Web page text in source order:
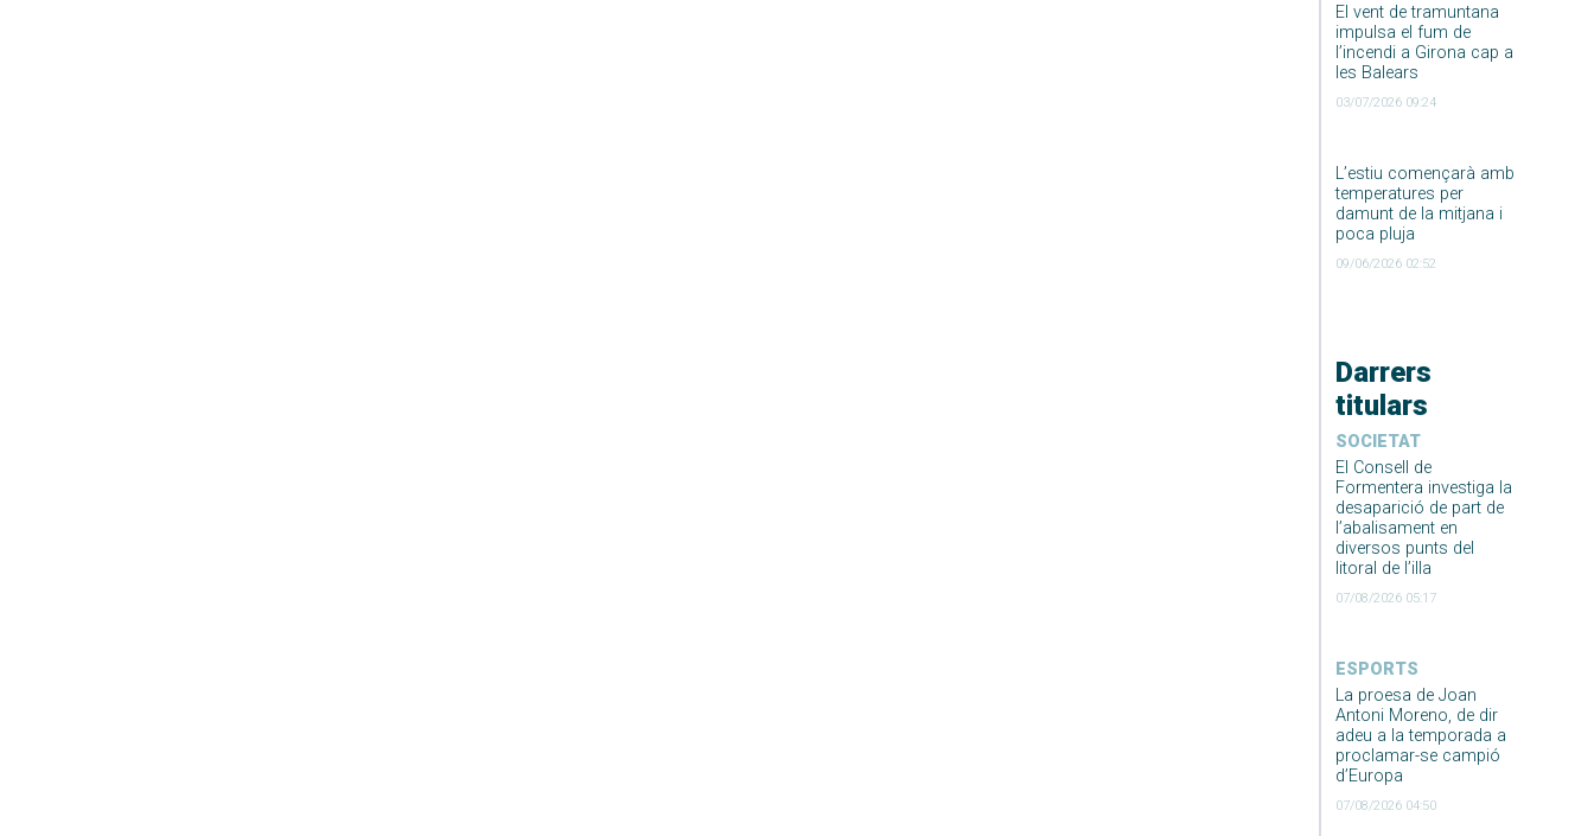
El vent de tramuntana
impulsa el fum de
l’incendi a Girona cap a
les Balears
03/07/2026 09:24
L’estiu començarà amb
temperatures per
damunt de la mitjana i
poca pluja
09/06/2026 02:52
Darrers
titulars
SOCIETAT
El Consell de
Formentera investiga la
desaparició de part de
l’abalisament en
diversos punts del
litoral de l’illa
07/08/2026 05:17
ESPORTS
La proesa de Joan
Antoni Moreno, de dir
adeu a la temporada a
proclamar-se campió
d’Europa
07/08/2026 04:50